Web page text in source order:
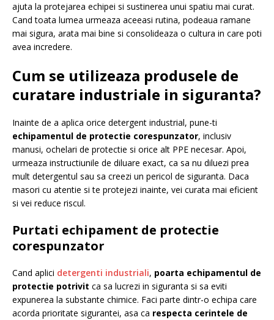
ajuta la protejarea echipei si sustinerea unui spatiu mai curat.
Cand toata lumea urmeaza aceeasi rutina, podeaua ramane
mai sigura, arata mai bine si consolideaza o cultura in care poti
avea incredere.
Cum se utilizeaza produsele de
curatare industriale in siguranta?
Inainte de a aplica orice detergent industrial, pune-ti
echipamentul de protectie corespunzator, inclusiv
manusi, ochelari de protectie si orice alt PPE necesar. Apoi,
urmeaza instructiunile de diluare exact, ca sa nu diluezi prea
mult detergentul sau sa creezi un pericol de siguranta. Daca
masori cu atentie si te protejezi inainte, vei curata mai eficient
si vei reduce riscul.
Purtati echipament de protectie
corespunzator
Cand aplici detergenti industriali, poarta echipamentul de
protectie potrivit ca sa lucrezi in siguranta si sa eviti
expunerea la substante chimice. Faci parte dintr-o echipa care
acorda prioritate sigurantei, asa ca respecta cerintele de